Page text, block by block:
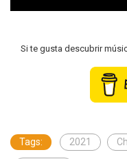
Si te gusta descubrir
Tags: 2021